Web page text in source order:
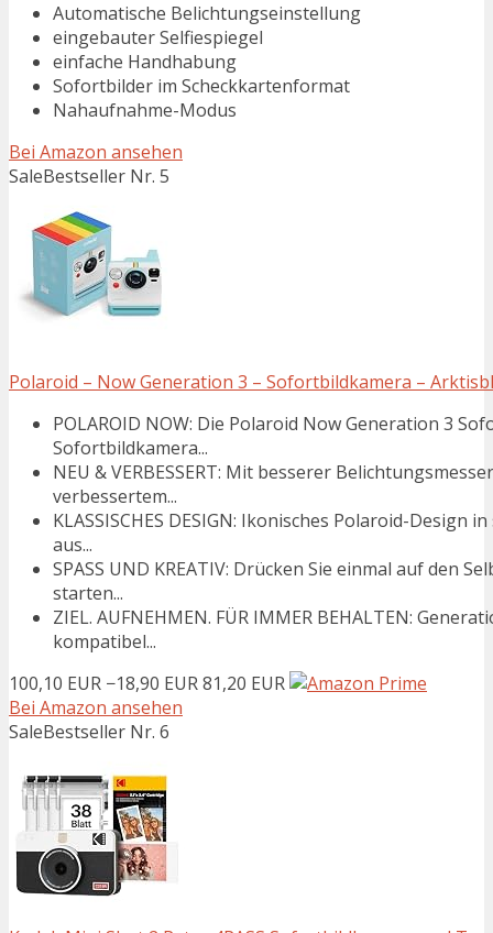
Automatische Belichtungseinstellung
eingebauter Selfiespiegel
einfache Handhabung
Sofortbilder im Scheckkartenformat
Nahaufnahme-Modus
Bei Amazon ansehen
SaleBestseller Nr. 5
Polaroid – Now Generation 3 – Sofortbildkamera –
POLAROID NOW: Die Polaroid Now Generation 3
Sofortbildkamera...
NEU & VERBESSERT: Mit besserer
verbessertem...
KLASSISCHES DESIGN: Ikonisches Polaroid-
aus...
SPASS UND KREATIV: Drücken Sie einmal auf den
starten...
ZIEL. AUFNEHMEN. FÜR IMMER BEHALTEN:
kompatibel...
100,10 EUR −18,90 EUR81,20 EUR
Bei Amazon ansehen
SaleBestseller Nr. 6